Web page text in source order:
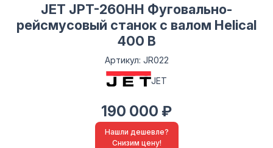
JET JPT-260HH Фуговально-
рейсмусовый станок с валом Helical
400 В
Артикул: JR022
JET
190 000 ₽
Нашли дешевле?
Снизим цену!